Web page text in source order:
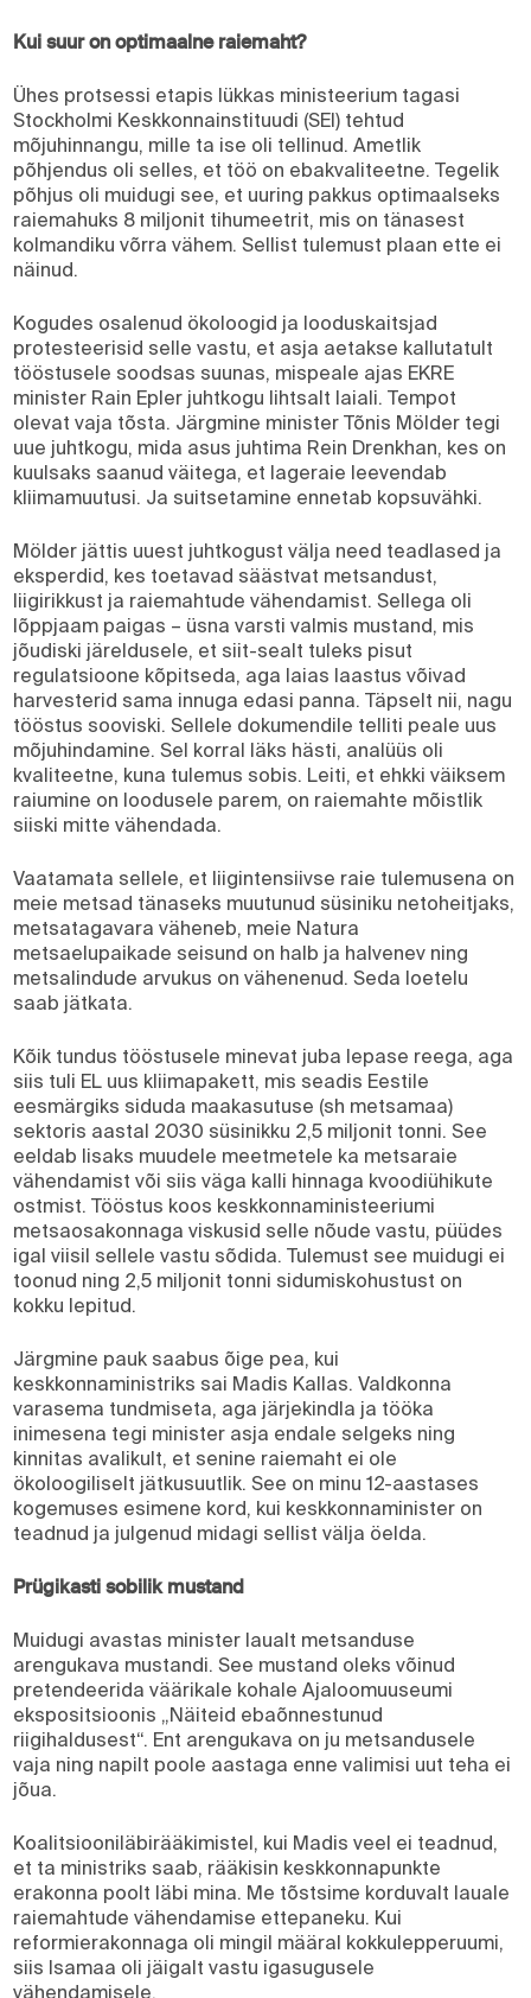
Kui suur on optimaalne raiemaht?
Ühes protsessi etapis lükkas ministeerium tagasi
Stockholmi Keskkonnainstituudi (SEI) tehtud
mõjuhinnangu, mille ta ise oli tellinud. Ametlik
põhjendus oli selles, et töö on ebakvaliteetne. Tegelik
põhjus oli muidugi see, et uuring pakkus optimaalseks
raiemahuks 8 miljonit tihumeetrit, mis on tänasest
kolmandiku võrra vähem. Sellist tulemust plaan ette ei
näinud.
Kogudes osalenud ökoloogid ja looduskaitsjad
protesteerisid selle vastu, et asja aetakse kallutatult
tööstusele soodsas suunas, mispeale ajas EKRE
minister Rain Epler juhtkogu lihtsalt laiali. Tempot
olevat vaja tõsta. Järgmine minister Tõnis Mölder tegi
uue juhtkogu, mida asus juhtima Rein Drenkhan, kes on
kuulsaks saanud väitega, et lageraie leevendab
kliimamuutusi. Ja suitsetamine ennetab kopsuvähki.
Mölder jättis uuest juhtkogust välja need teadlased ja
eksperdid, kes toetavad säästvat metsandust,
liigirikkust ja raiemahtude vähendamist. Sellega oli
lõppjaam paigas – üsna varsti valmis mustand, mis
jõudiski järeldusele, et siit-sealt tuleks pisut
regulatsioone kõpitseda, aga laias laastus võivad
harvesterid sama innuga edasi panna. Täpselt nii, nagu
tööstus sooviski. Sellele dokumendile telliti peale uus
mõjuhindamine. Sel korral läks hästi, analüüs oli
kvaliteetne, kuna tulemus sobis. Leiti, et ehkki väiksem
raiumine on loodusele parem, on raiemahte mõistlik
siiski mitte vähendada.
Vaatamata sellele, et liigintensiivse raie tulemusena on
meie metsad tänaseks muutunud süsiniku netoheitjaks,
metsatagavara väheneb, meie Natura
metsaelupaikade seisund on halb ja halvenev ning
metsalindude arvukus on vähenenud. Seda loetelu
saab jätkata.
Kõik tundus tööstusele minevat juba lepase reega, aga
siis tuli EL uus kliimapakett, mis seadis Eestile
eesmärgiks siduda maakasutuse (sh metsamaa)
sektoris aastal 2030 süsinikku 2,5 miljonit tonni. See
eeldab lisaks muudele meetmetele ka metsaraie
vähendamist või siis väga kalli hinnaga kvoodiühikute
ostmist. Tööstus koos keskkonnaministeeriumi
metsaosakonnaga viskusid selle nõude vastu, püüdes
igal viisil sellele vastu sõdida. Tulemust see muidugi ei
toonud ning 2,5 miljonit tonni sidumiskohustust on
kokku lepitud.
Järgmine pauk saabus õige pea, kui
keskkonnaministriks sai Madis Kallas. Valdkonna
varasema tundmiseta, aga järjekindla ja tööka
inimesena tegi minister asja endale selgeks ning
kinnitas avalikult, et senine raiemaht ei ole
ökoloogiliselt jätkusuutlik. See on minu 12-aastases
kogemuses esimene kord, kui keskkonnaminister on
teadnud ja julgenud midagi sellist välja öelda.
Prügikasti sobilik mustand
Muidugi avastas minister laualt metsanduse
arengukava mustandi. See mustand oleks võinud
pretendeerida väärikale kohale Ajaloomuuseumi
ekspositsioonis „Näiteid ebaõnnestunud
riigihaldusest“. Ent arengukava on ju metsandusele
vaja ning napilt poole aastaga enne valimisi uut teha ei
jõua.
Koalitsiooniläbirääkimistel, kui Madis veel ei teadnud,
et ta ministriks saab, rääkisin keskkonnapunkte
erakonna poolt läbi mina. Me tõstsime korduvalt lauale
raiemahtude vähendamise ettepaneku. Kui
reformierakonnaga oli mingil määral kokkulepperuumi,
siis Isamaa oli jäigalt vastu igasugusele
vähendamisele.